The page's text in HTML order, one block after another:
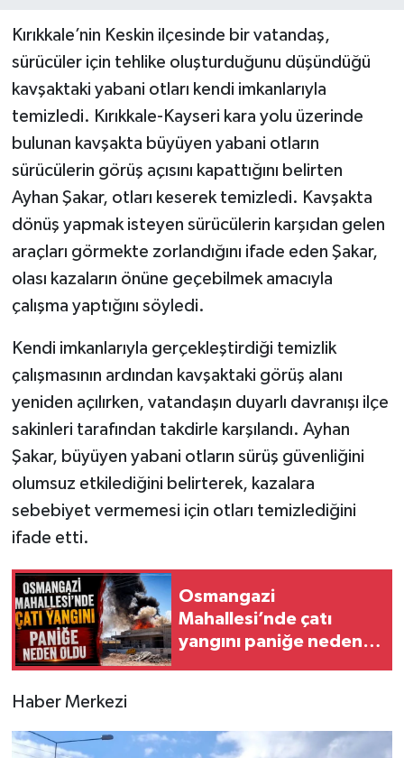
Kırıkkale’nin Keskin ilçesinde bir vatandaş,
sürücüler için tehlike oluşturduğunu düşündüğü
kavşaktaki yabani otları kendi imkanlarıyla
temizledi. Kırıkkale-Kayseri kara yolu üzerinde
bulunan kavşakta büyüyen yabani otların
sürücülerin görüş açısını kapattığını belirten
Ayhan Şakar, otları keserek temizledi. Kavşakta
dönüş yapmak isteyen sürücülerin karşıdan gelen
araçları görmekte zorlandığını ifade eden Şakar,
olası kazaların önüne geçebilmek amacıyla
çalışma yaptığını söyledi.
Kendi imkanlarıyla gerçekleştirdiği temizlik
çalışmasının ardından kavşaktaki görüş alanı
yeniden açılırken, vatandaşın duyarlı davranışı ilçe
sakinleri tarafından takdirle karşılandı. Ayhan
Şakar, büyüyen yabani otların sürüş güvenliğini
olumsuz etkilediğini belirterek, kazalara
sebebiyet vermemesi için otları temizlediğini
ifade etti.
Osmangazi
Mahallesi’nde çatı
yangını paniğe neden
Haber Merkezi